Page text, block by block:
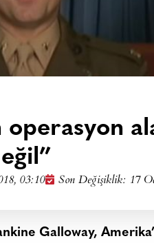
03:10 Son Değişiklik: 17
Galloway,